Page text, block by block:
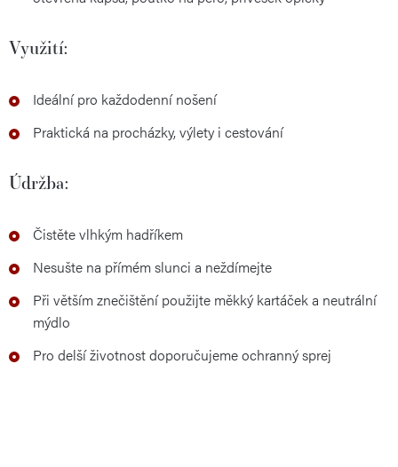
Využití:
Ideální pro každodenní nošení
Praktická na procházky, výlety i cestování
Údržba:
Čistěte vlhkým hadříkem
Nesušte na přímém slunci a neždímejte
Při větším znečištění použijte měkký kartáček a neutrální
mýdlo
Pro delší životnost doporučujeme ochranný sprej